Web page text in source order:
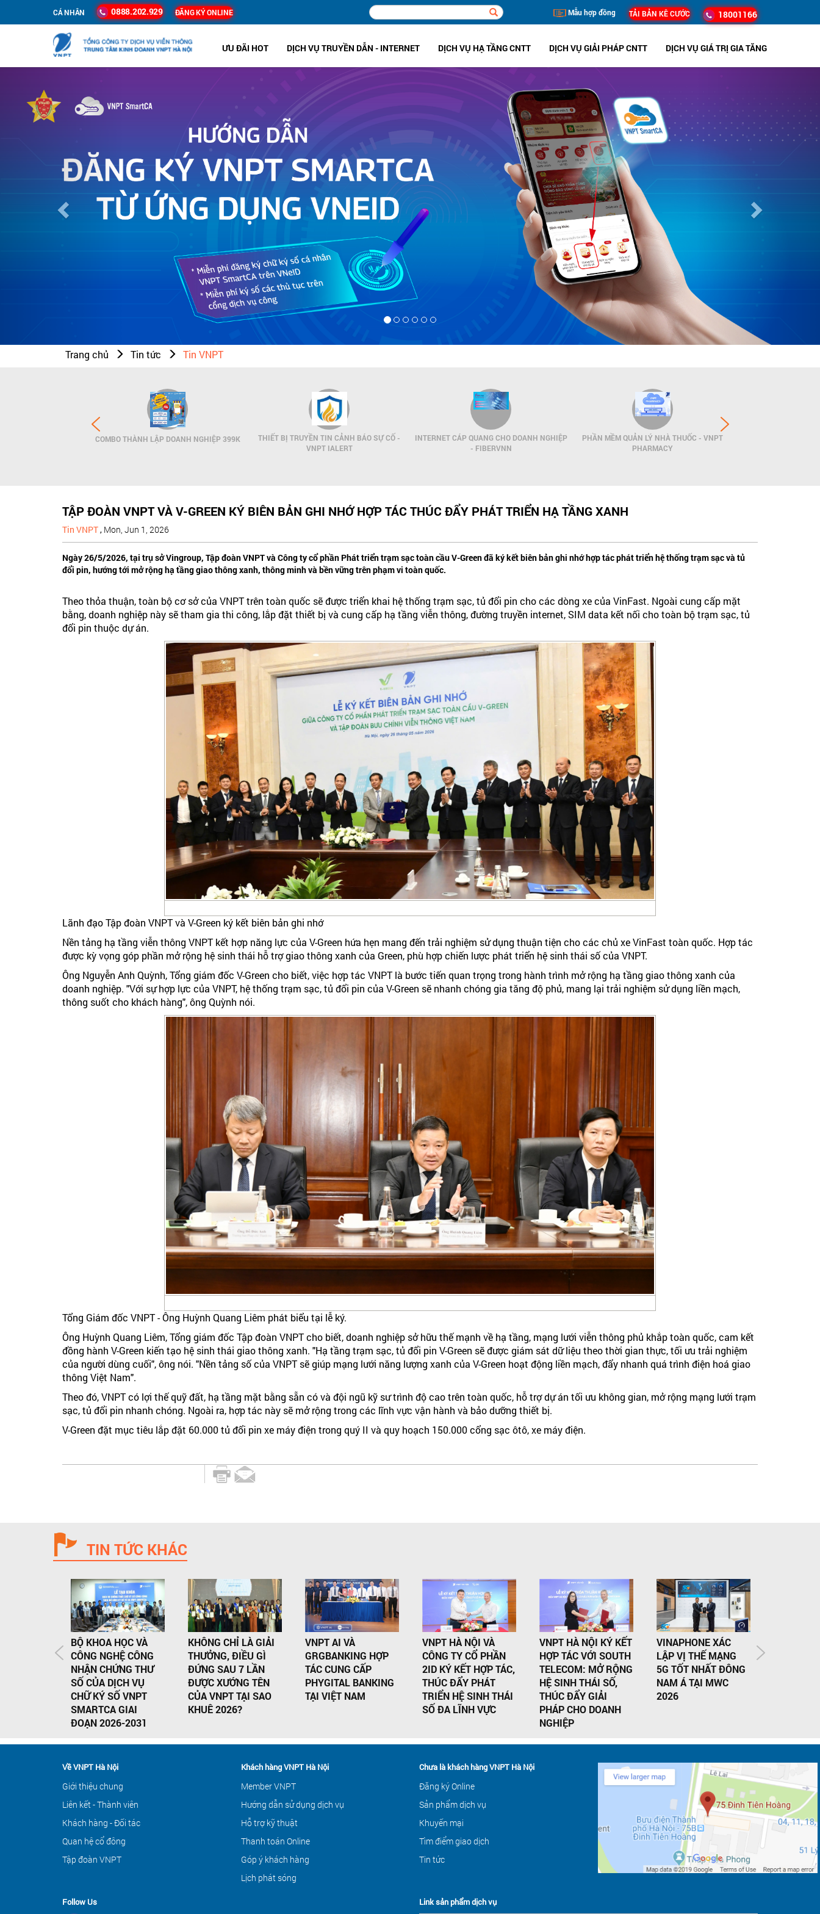
CÁ NHÂN 0888.202.929 ĐĂNG KÝ ONLINE Mẫu hợp đồng TẢI BẢN KÊ CƯỚC 18001166
ƯU ĐÃI HOT DỊCH VỤ TRUYỀN DẪN - INTERNET DỊCH VỤ HẠ TẦNG CNTT DỊCH VỤ GIẢI PHÁP CNTT DỊCH VỤ GIÁ TRỊ GIA TĂNG
Trang chủ Tin tức Tin VNPT
COMBO THÀNH LẬP DOANH NGHIỆP 399K
THIẾT BỊ TRUYỀN TIN CẢNH BÁO SỰ CỐ -
VNPT IALERT
INTERNET CÁP QUANG CHO DOANH NGHIỆP
- FIBERVNN
PHẦN MỀM QUẢN LÝ NHÀ THUỐC - VNPT
PHARMACY
TẬP ĐOÀN VNPT VÀ V-GREEN KÝ BIÊN BẢN GHI NHỚ HỢP TÁC THÚC ĐẨY PHÁT TRIỂN HẠ TẦNG XANH
Tin VNPT, Mon, Jun 1, 2026
Ngày 26/5/2026, tại trụ sở Vingroup, Tập đoàn VNPT và Công ty cổ phần Phát triển trạm sạc toàn cầu V-Green đã ký kết biên bản ghi nhớ hợp tác phát triển hệ thống trạm sạc và tủ
đổi pin, hướng tới mở rộng hạ tầng giao thông xanh, thông minh và bền vững trên phạm vi toàn quốc.
Theo thỏa thuận, toàn bộ cơ sở của VNPT trên toàn quốc sẽ được triển khai hệ thống trạm sạc, tủ đổi pin cho các dòng xe của VinFast. Ngoài cung cấp mặt
bằng, doanh nghiệp này sẽ tham gia thi công, lắp đặt thiết bị và cung cấp hạ tầng viễn thông, đường truyền internet, SIM data kết nối cho toàn bộ trạm sạc, tủ
đổi pin thuộc dự án.
Lãnh đạo Tập đoàn VNPT và V-Green ký kết biên bản ghi nhớ
Nền tảng hạ tầng viễn thông VNPT kết hợp năng lực của V-Green hứa hẹn mang đến trải nghiệm sử dụng thuận tiện cho các chủ xe VinFast toàn quốc. Hợp tác
được kỳ vọng góp phần mở rộng hệ sinh thái hỗ trợ giao thông xanh của Green, phù hợp chiến lược phát triển hệ sinh thái số của VNPT.
Ông Nguyễn Anh Quỳnh, Tổng giám đốc V-Green cho biết, việc hợp tác VNPT là bước tiến quan trọng trong hành trình mở rộng hạ tầng giao thông xanh của
doanh nghiệp. "Với sự hợp lực của VNPT, hệ thống trạm sạc, tủ đổi pin của V-Green sẽ nhanh chóng gia tăng độ phủ, mang lại trải nghiệm sử dụng liền mạch,
thông suốt cho khách hàng", ông Quỳnh nói.
Tổng Giám đốc VNPT - Ông Huỳnh Quang Liêm phát biểu tại lễ ký.
Ông Huỳnh Quang Liêm, Tổng giám đốc Tập đoàn VNPT cho biết, doanh nghiệp sở hữu thế mạnh về hạ tầng, mạng lưới viễn thông phủ khắp toàn quốc, cam kết
đồng hành V-Green kiến tạo hệ sinh thái giao thông xanh. "Hạ tầng trạm sạc, tủ đổi pin V-Green sẽ được giám sát dữ liệu theo thời gian thực, tối ưu trải nghiệm
của người dùng cuối", ông nói. "Nền tảng số của VNPT sẽ giúp mạng lưới năng lượng xanh của V-Green hoạt động liền mạch, đẩy nhanh quá trình điện hoá giao
thông Việt Nam".
Theo đó, VNPT có lợi thế quỹ đất, hạ tầng mặt bằng sẵn có và đội ngũ kỹ sư trình độ cao trên toàn quốc, hỗ trợ dự án tối ưu không gian, mở rộng mạng lưới trạm
sạc, tủ đổi pin nhanh chóng. Ngoài ra, hợp tác này sẽ mở rộng trong các lĩnh vực vận hành và bảo dưỡng thiết bị.
V-Green đặt mục tiêu lắp đặt 60.000 tủ đổi pin xe máy điện trong quý II và quy hoạch 150.000 cổng sạc ôtô, xe máy điện.
TIN TỨC KHÁC
BỘ KHOA HỌC VÀ
CÔNG NGHỆ CÔNG
NHẬN CHỨNG THƯ
SỐ CỦA DỊCH VỤ
CHỮ KÝ SỐ VNPT
SMARTCA GIAI
ĐOẠN 2026-2031
KHÔNG CHỈ LÀ GIẢI
THƯỞNG, ĐIỀU GÌ
ĐỨNG SAU 7 LẦN
ĐƯỢC XƯỚNG TÊN
CỦA VNPT TẠI SAO
KHUÊ 2026?
VNPT AI VÀ
GRGBANKING HỢP
TÁC CUNG CẤP
PHYGITAL BANKING
TẠI VIỆT NAM
VNPT HÀ NỘI VÀ
CÔNG TY CỔ PHẦN
2ID KÝ KẾT HỢP TÁC,
THÚC ĐẨY PHÁT
TRIỂN HỆ SINH THÁI
SỐ ĐA LĨNH VỰC
VNPT HÀ NỘI KÝ KẾT
HỢP TÁC VỚI SOUTH
TELECOM: MỞ RỘNG
HỆ SINH THÁI SỐ,
THÚC ĐẨY GIẢI
PHÁP CHO DOANH
NGHIỆP
VINAPHONE XÁC
LẬP VỊ THẾ MẠNG
5G TỐT NHẤT ĐÔNG
NAM Á TẠI MWC
2026
Về VNPT Hà Nội
Giới thiệu chung
Liên kết - Thành viên
Khách hàng - Đối tác
Quan hệ cổ đông
Tập đoàn VNPT
Khách hàng VNPT Hà Nội
Member VNPT
Hướng dẫn sử dụng dịch vụ
Hỗ trợ kỹ thuật
Thanh toán Online
Góp ý khách hàng
Lịch phát sóng
Chưa là khách hàng VNPT Hà Nội
Đăng ký Online
Sản phẩm dịch vụ
Khuyến mại
Tìm điểm giao dịch
Tin tức
Link sản phẩm dịch vụ
Follow Us